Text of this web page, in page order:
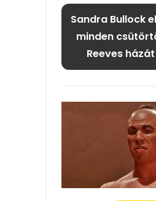
Sandra Bullock
minden
Reeves